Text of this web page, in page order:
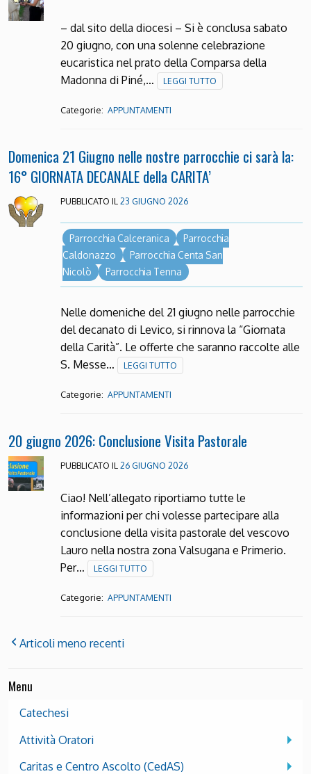
– dal sito della diocesi – Si è conclusa sabato
20 giugno, con una solenne celebrazione
eucaristica nel prato della Comparsa della
Madonna di Piné,…
LEGGI TUTTO
Categorie: APPUNTAMENTI
Domenica 21 Giugno nelle nostre parrocchie ci sarà la:
16° GIORNATA DECANALE della CARITA’
PUBBLICATO IL 23 GIUGNO 2026
Parrocchia Calceranica
Parrocchia
Caldonazzo
Parrocchia Centa San
Nicolò
Parrocchia Tenna
Nelle domeniche del 21 giugno nelle parrocchie
del decanato di Levico, si rinnova la “Giornata
della Carità”. Le offerte che saranno raccolte alle
S. Messe…
LEGGI TUTTO
Categorie: APPUNTAMENTI
20 giugno 2026: Conclusione Visita Pastorale
PUBBLICATO IL 26 GIUGNO 2026
Ciao! Nell’allegato riportiamo tutte le
informazioni per chi volesse partecipare alla
conclusione della visita pastorale del vescovo
Lauro nella nostra zona Valsugana e Primerio.
Per…
LEGGI TUTTO
Categorie: APPUNTAMENTI
Articoli meno recenti
Menu
Catechesi
Attività Oratori
Caritas e Centro Ascolto (CedAS)